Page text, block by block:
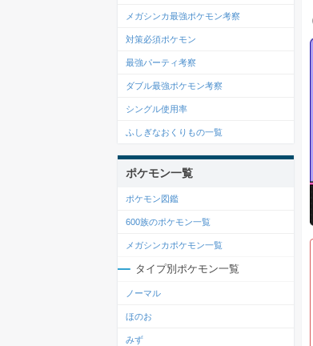
メガシンカ最強ポケモン考察
対策必須ポケモン
最強パーティ考察
ダブル最強ポケモン考察
シングル使用率
ふしぎなおくりもの一覧
ポケモン一覧
ポケモン図鑑
600族のポケモン一覧
メガシンカポケモン一覧
タイプ別ポケモン一覧
ノーマル
ほのお
みず